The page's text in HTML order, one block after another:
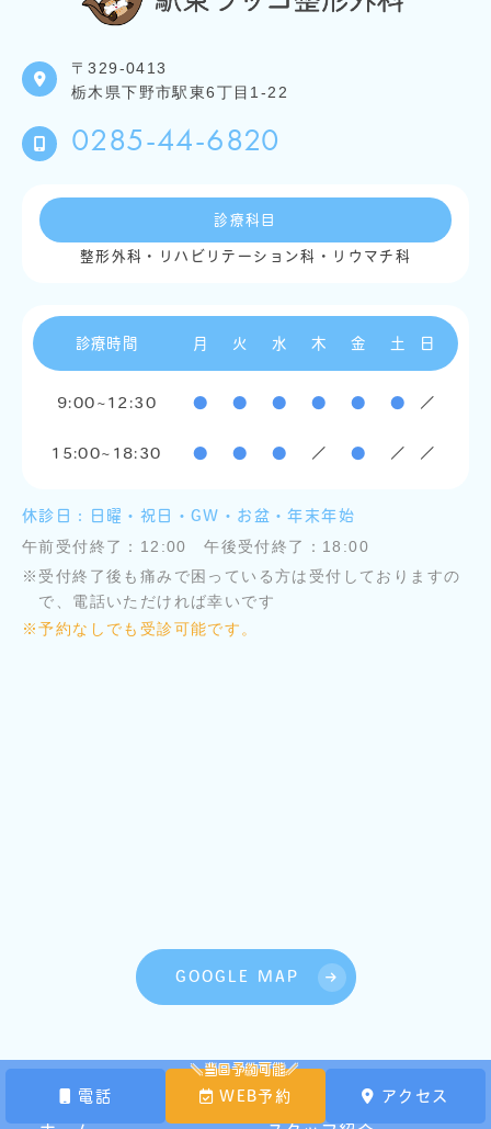
電話 WEB予約 アクセス
〒329-0413
栃木県下野市駅東6丁目1-22
0285-44-6820
診療科目
整形外科・リハビリテーション科・リウマチ科
診療時間 月 火 水 木 金 土 日
9:00~12:30 ● ● ● ● ● ● ／
15:00~18:30 ● ● ● ／ ● ／ ／
休診日：日曜・祝日・GW・お盆・年末年始
午前受付終了：12:00 午後受付終了：18:00
※ 受付終了後も痛みで困っている方は受付しておりますの
で、電話いただければ幸いです
※予約なしでも受診可能です。
GOOGLE MAP